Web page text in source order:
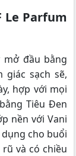
Le Parfum
mở đầu bằng
giác sạch sẽ,
hợp với mọi
Tiêu Đen
nền với Vani
cho buổi
và có chiều